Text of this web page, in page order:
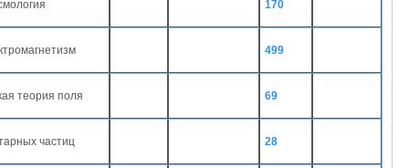
170
499
теория поля 69
частиц 28